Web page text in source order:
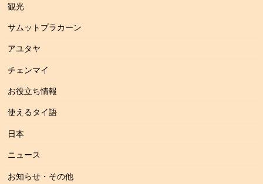
観光
サムットプラカーン
アユタヤ
チェンマイ
お役立ち情報
使えるタイ語
日本
ニュース
お知らせ・その他